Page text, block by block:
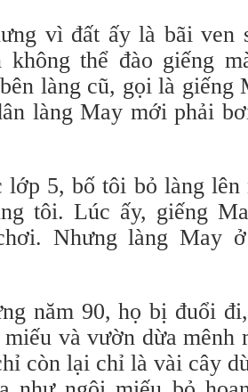
vì đất ấy là bãi ven
không thể đào giếng
làng cũ, gọi là giếng
làng May mới phải
lớp 5, bố tôi bỏ làng lên
tôi. Lúc ấy, giếng
Nhưng làng May
năm 90, họ bị đuổi
và vườn dừa mênh
còn lại chỉ là vài cây